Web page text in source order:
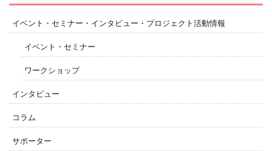
イベント・セミナー・インタビュー・プロジェクト活動情報
イベント・セミナー
ワークショップ
インタビュー
コラム
サポーター